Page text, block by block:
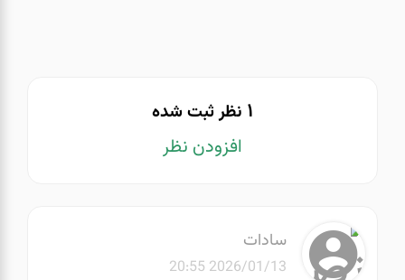
1 نظر ثبت شده
افزودن نظر
سادات
2026/01/13 20:55